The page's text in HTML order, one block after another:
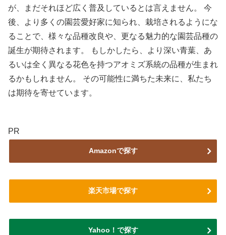
が、まだそれほど広く普及しているとは言えません。 今
後、より多くの園芸愛好家に知られ、栽培されるようにな
ることで、様々な品種改良や、更なる魅力的な園芸品種の
誕生が期待されます。 もしかしたら、より深い青葉、あ
るいは全く異なる花色を持つアオミズ系統の品種が生まれ
るかもしれません。 その可能性に満ちた未来に、私たち
は期待を寄せています。
PR
Amazonで探す
楽天市場で探す
Yahoo！で探す